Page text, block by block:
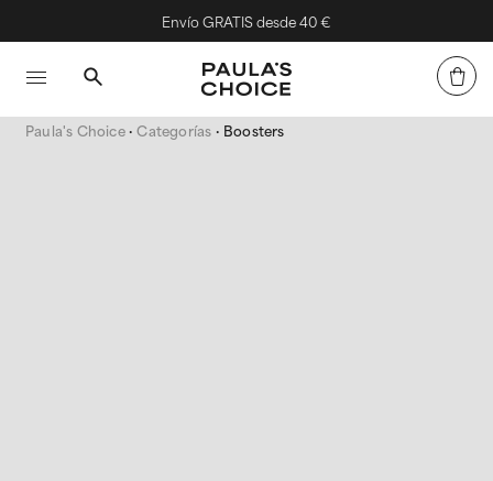
Hasta 2 Regalos Gratis
Paula's Choice Categorías Boosters